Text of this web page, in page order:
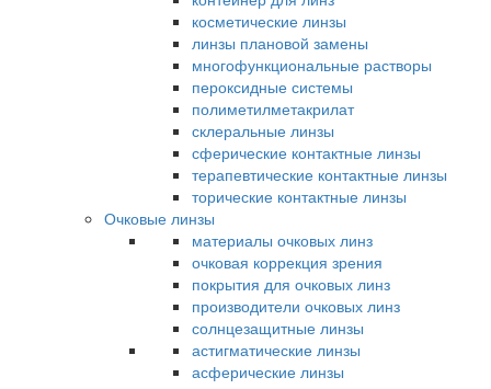
косметические линзы
линзы плановой замены
многофункциональные растворы
пероксидные системы
полиметилметакрилат
склеральные линзы
сферические контактные линзы
терапевтические контактные линзы
торические контактные линзы
Очковые линзы
материалы очковых линз
очковая коррекция зрения
покрытия для очковых линз
производители очковых линз
солнцезащитные линзы
астигматические линзы
асферические линзы